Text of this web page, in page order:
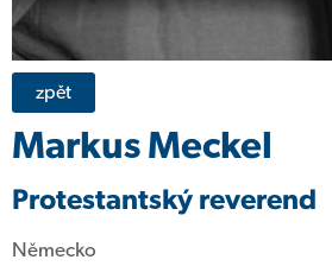
zpět
Markus Meckel
Protestantský reverend
Německo